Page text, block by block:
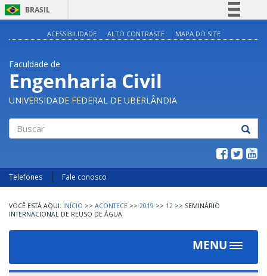
BRASIL
Legislação
Canais
ACESSIBILIDADE ALTO CONTRASTE MAPA DO SITE
Faculdade de
Engenharia Civil
UNIVERSIDADE FEDERAL DE UBERLÂNDIA
Telefones Fale conosco
INÍCIO >> ACONTECE >> 2019 >> 12 >> SEMINÁRIO
INTERNACIONAL DE REUSO DE ÁGUA
MENU
Toggle